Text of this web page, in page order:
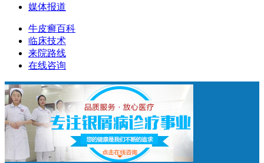
媒体报道
牛皮癣百科
临床技术
来院路线
在线咨询